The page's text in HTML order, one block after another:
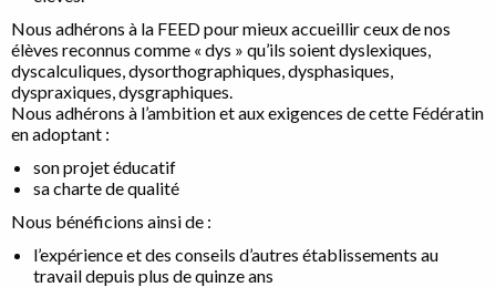
Nous adhérons à la FEED pour mieux accueillir ceux de nos
élèves reconnus comme « dys » qu’ils soient dyslexiques,
dyscalculiques, dysorthographiques, dysphasiques,
dyspraxiques, dysgraphiques.
Nous adhérons à l’ambition et aux exigences de cette Fédératin
en adoptant :
son projet éducatif
sa charte de qualité
Nous bénéficions ainsi de :
l’expérience et des conseils d’autres établissements au
travail depuis plus de quinze ans